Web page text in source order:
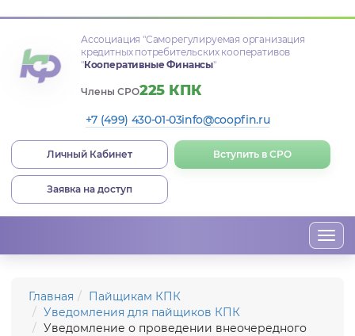
Ассоциация "Саморегулируемая организация
кредитных потребительских кооперативов
"Кооперативные Финансы"
Члены СРО225 КПК
+7 (499) 430-01-03info@coopfin.ru
Личный Кабинет Вступить в СРО
Заявка на доступ
Главная
Пайщикам КПК
Уведомления для пайщиков КПК
Уведомление о проведении внеочередного